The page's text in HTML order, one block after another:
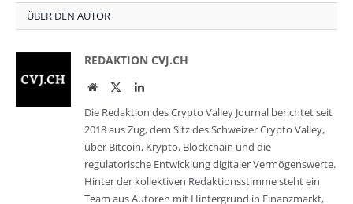
ÜBER DEN AUTOR
REDAKTION CVJ.CH
WebsiteTwitterLinkedIn
Die Redaktion des Crypto Valley Journal berichtet seit
2018 aus Zug, dem Sitz des Schweizer Crypto Valley,
über Bitcoin, Krypto, Blockchain und die
regulatorische Entwicklung digitaler Vermögenswerte.
Hinter der kollektiven Redaktionsstimme steht ein
Team aus Autoren mit Hintergrund in Finanzmarkt,